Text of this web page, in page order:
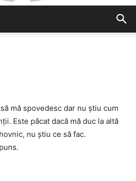
mă spovedesc dar nu ştiu cum
Este păcat dacă mă duc la altă
nu ştiu ce să fac.